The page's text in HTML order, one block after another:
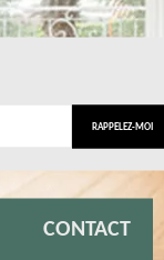
CONTACT